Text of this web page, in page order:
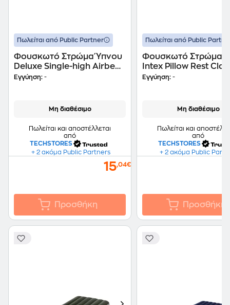
Πωλείται από Public Partner
Φουσκωτό Στρώμα Ύπνου
Deluxe Single-high Airbed
Intex Κωδ. 64102
Εγγύηση: -
Μη διαθέσιμο
Πωλείται και αποστέλλεται
από
TECHSTORES
+ 2 ακόμα Public Partners
15,04€
Προσθήκη
Πωλείται από Public
Φουσκωτό Στρώμα
Intex Pillow Rest
64150
Εγγύηση: -
Μη διαθέσιμο
Πωλείται και
από
TECHSTORES
+ 2 ακόμα Public
Προσθήκη